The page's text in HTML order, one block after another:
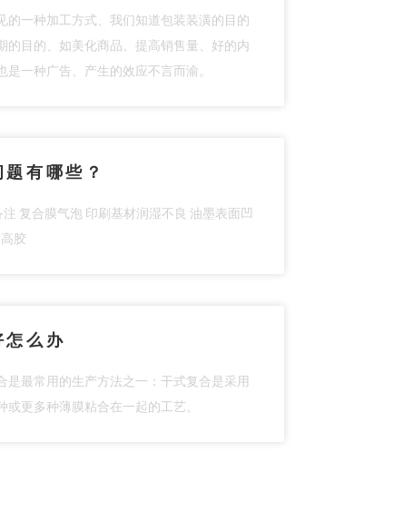
的一种加工方式、我们知道包装装潢的目的
的目的、如美化商品、提高销售量、好的内
一种广告、产生的效应不言而渝。
有哪些？
复合膜气泡 印刷基材润湿不良 油墨表面凹
胶
怎么办
是最常用的生产方法之一：干式复合是采用
更多种薄膜粘合在一起的工艺。